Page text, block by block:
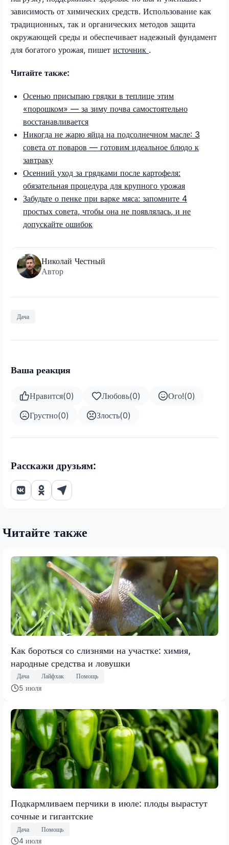
зависимость от химических средств. Использование как
традиционных, так и органических методов защита
окружающей среды и обеспечивает надежный фундамент
для богатого урожая, пишет источник .
Читайте также:
Осенью присыпаю грядки в теплице этим
«порошком» — за зиму почва самостоятельно
восстанавливается
Никогда не жарю яйца на подсолнечном масле: 3
совета от поваров — готовим идеальное блюдо к
завтраку
Осенний уход за грядками после картофеля:
обязательная процедура для крупного урожая
Забудьте о пенке при варке мяса: запомните 4
простых совета, чтобы она не появлялась, и не
допускайте ошибок
Николай Честный
Автор
Дача
Ваша реакция
Нравится(0) Любовь(0) Ого!(0)
Грустно(0) Злость(0)
Расскажи друзьям:
Читайте также
Как бороться со слизнями на участке: химия,
народные средства и ловушки
Дача Лайфхак Помощь
5 июля
Подкармливаем перчики в июле: плоды вырастут
сочные и гигантские
Дача Помощь
4 июля